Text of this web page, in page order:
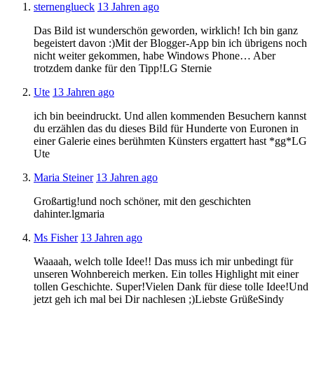
sternenglueck 13 Jahren ago
Das Bild ist wunderschön geworden, wirklich! Ich bin ganz
begeistert davon :)Mit der Blogger-App bin ich übrigens noch
nicht weiter gekommen, habe Windows Phone… Aber
trotzdem danke für den Tipp!LG Sternie
Ute 13 Jahren ago
ich bin beeindruckt. Und allen kommenden Besuchern kannst
du erzählen das du dieses Bild für Hunderte von Euronen in
einer Galerie eines berühmten Künsters ergattert hast *gg*LG
Ute
Maria Steiner 13 Jahren ago
Großartig!und noch schöner, mit den geschichten
dahinter.lgmaria
Ms Fisher 13 Jahren ago
Waaaah, welch tolle Idee!! Das muss ich mir unbedingt für
unseren Wohnbereich merken. Ein tolles Highlight mit einer
tollen Geschichte. Super!Vielen Dank für diese tolle Idee!Und
jetzt geh ich mal bei Dir nachlesen ;)Liebste GrüßeSindy